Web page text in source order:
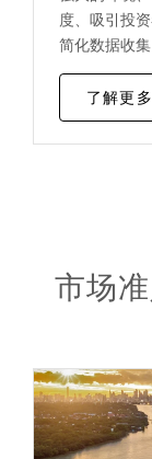
度、吸引投
简化数据收
了解更多
市场